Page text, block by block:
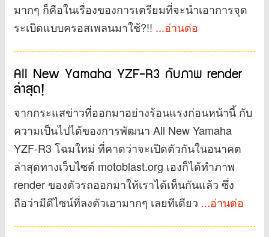
มากๆ ก็คือในเรื่องของการเตรียมที่จะนำเอาการจุด
ระเบิดแบบครอสเพลนมาใช้?!! ...อ่านต่อ
All New Yamaha YZF-R3 กับภาพ render
ล่าสุด!
จากกระแสข่าวที่ออกมาอย่างร้อนแรงก่อนหน้านี้ กับ
ความเป็นไปได้ของการพัฒนา All New Yamaha
YZF-R3 โฉมใหม่ ที่คาดว่าจะเปิดตัวกันในอนาคต
ล่าสุดทางเว็บไซต์ motoblast.org เองก็ได้ทำภาพ
render ของตัวรถออกมาให้เราได้เห็นกันแล้ว ซึ่ง
ถือว่ามีดีไซน์ที่ลงตัวเอามากๆ เลยทีเดียว ...อ่านต่อ